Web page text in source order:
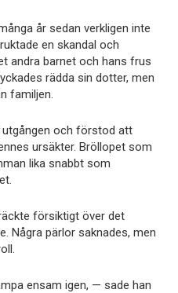
år sedan verkligen inte
en skandal och
andra barnet och hans frus
rädda sin dotter, men
familjen.
och förstod att
ursäkter. Bröllopet som
lika snabbt som
försiktigt över det
Några pärlor saknades, men
ensam igen, — sade han